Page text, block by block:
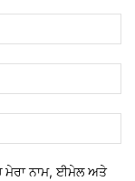
ਮੇਰਾ ਨਾਮ, ਈਮੇਲ ਅਤੇ